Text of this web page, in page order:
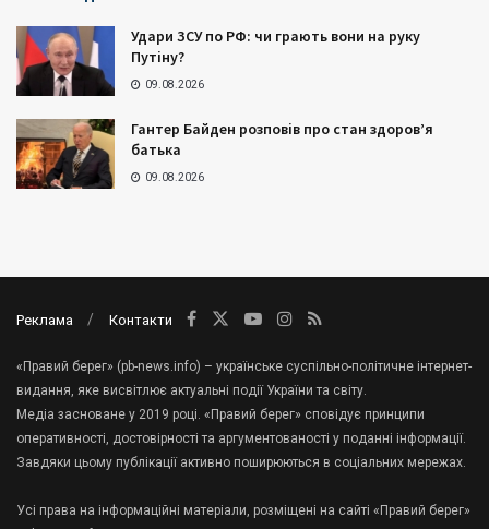
Удари ЗСУ по РФ: чи грають вони на руку
Путіну?
09.08.2026
Гантер Байден розповів про стан здоров’я
батька
09.08.2026
Реклама Контакти
«Правий берег» (pb-news.info) – українське суспільно-політичне інтернет-
видання, яке висвітлює актуальні події України та світу.
Медіа засноване у 2019 році. «Правий берег» сповідує принципи
оперативності, достовірності та аргументованості у поданні інформації.
Завдяки цьому публікації активно поширюються в соціальних мережах.
Усі права на інформаційні матеріали, розміщені на сайті «Правий берег»